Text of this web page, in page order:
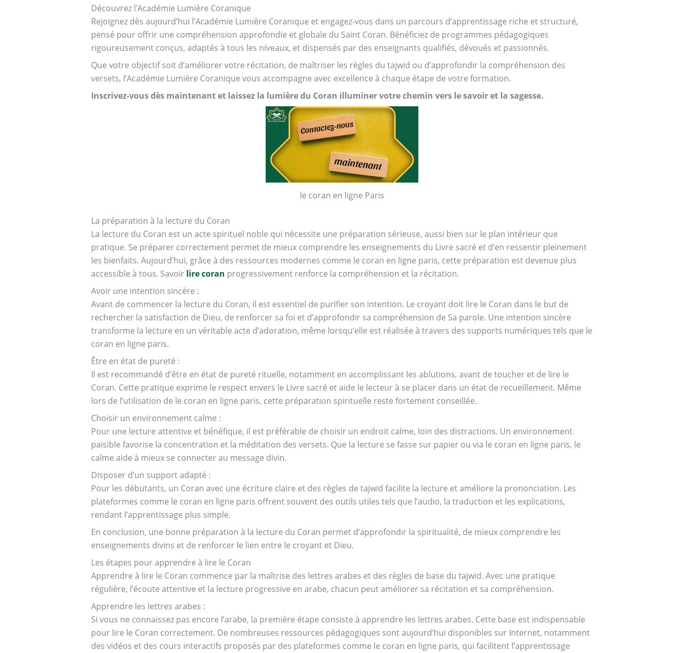
Découvrez l’Académie Lumière Coranique
Rejoignez dès aujourd’hui l’Académie Lumière Coranique et engagez-vous dans un parcours d’apprentissage riche et structuré,
pensé pour offrir une compréhension approfondie et globale du Saint Coran. Bénéficiez de programmes pédagogiques
rigoureusement conçus, adaptés à tous les niveaux, et dispensés par des enseignants qualifiés, dévoués et passionnés.
Que votre objectif soit d’améliorer votre récitation, de maîtriser les règles du tajwid ou d’approfondir la compréhension des
versets, l’Académie Lumière Coranique vous accompagne avec excellence à chaque étape de votre formation.
Inscrivez-vous dès maintenant et laissez la lumière du Coran illuminer votre chemin vers le savoir et la sagesse.
le coran en ligne Paris
La préparation à la lecture du Coran
La lecture du Coran est un acte spirituel noble qui nécessite une préparation sérieuse, aussi bien sur le plan intérieur que
pratique. Se préparer correctement permet de mieux comprendre les enseignements du Livre sacré et d’en ressentir pleinement
les bienfaits. Aujourd’hui, grâce à des ressources modernes comme le coran en ligne paris, cette préparation est devenue plus
accessible à tous. Savoir lire coran progressivement renforce la compréhension et la récitation.
Avoir une intention sincère :
Avant de commencer la lecture du Coran, il est essentiel de purifier son intention. Le croyant doit lire le Coran dans le but de
rechercher la satisfaction de Dieu, de renforcer sa foi et d’approfondir sa compréhension de Sa parole. Une intention sincère
transforme la lecture en un véritable acte d’adoration, même lorsqu’elle est réalisée à travers des supports numériques tels que le
coran en ligne paris.
Être en état de pureté :
Il est recommandé d’être en état de pureté rituelle, notamment en accomplissant les ablutions, avant de toucher et de lire le
Coran. Cette pratique exprime le respect envers le Livre sacré et aide le lecteur à se placer dans un état de recueillement. Même
lors de l’utilisation de le coran en ligne paris, cette préparation spirituelle reste fortement conseillée.
Choisir un environnement calme :
Pour une lecture attentive et bénéfique, il est préférable de choisir un endroit calme, loin des distractions. Un environnement
paisible favorise la concentration et la méditation des versets. Que la lecture se fasse sur papier ou via le coran en ligne paris, le
calme aide à mieux se connecter au message divin.
Disposer d’un support adapté :
Pour les débutants, un Coran avec une écriture claire et des règles de tajwid facilite la lecture et améliore la prononciation. Les
plateformes comme le coran en ligne paris offrent souvent des outils utiles tels que l’audio, la traduction et les explications,
rendant l’apprentissage plus simple.
En conclusion, une bonne préparation à la lecture du Coran permet d’approfondir la spiritualité, de mieux comprendre les
enseignements divins et de renforcer le lien entre le croyant et Dieu.
Les étapes pour apprendre à lire le Coran
Apprendre à lire le Coran commence par la maîtrise des lettres arabes et des règles de base du tajwid. Avec une pratique
régulière, l’écoute attentive et la lecture progressive en arabe, chacun peut améliorer sa récitation et sa compréhension.
Apprendre les lettres arabes :
Si vous ne connaissez pas encore l’arabe, la première étape consiste à apprendre les lettres arabes. Cette base est indispensable
pour lire le Coran correctement. De nombreuses ressources pédagogiques sont aujourd’hui disponibles sur Internet, notamment
des vidéos et des cours interactifs proposés par des plateformes comme le coran en ligne paris, qui facilitent l’apprentissage